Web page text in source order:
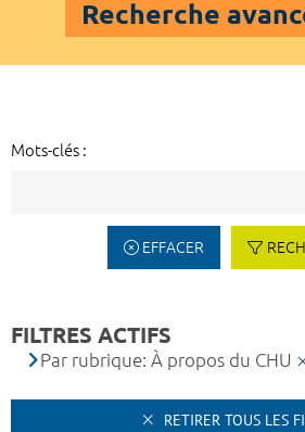
Recherche
Mots-clés :
EFFACER
FILTRES ACTIFS
Par rubrique: À propos du CHU
RETIRER TOUS LES